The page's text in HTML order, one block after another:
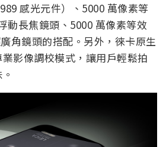
感光元件）、5000 萬像素等
動長焦鏡頭、5000 萬像素等效
角鏡頭的搭配。另外，徠卡原生
影像調校模式，讓用戶輕鬆拍